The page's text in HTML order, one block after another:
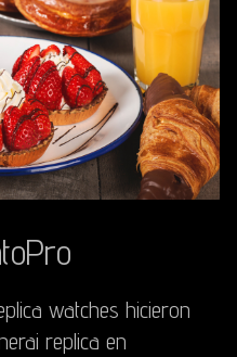
watches hicieron
replica en